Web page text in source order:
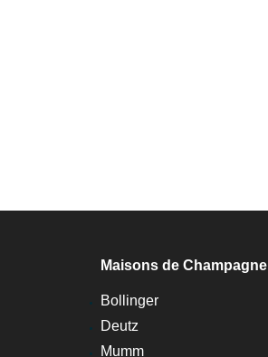
Maisons de Champagne
Bollinger
Deutz
Mumm